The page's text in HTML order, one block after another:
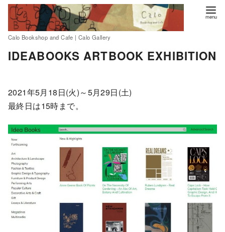
Calo Bookshop and Cafe | Calo Gallery
IDEABOOKS ARTBOOK EXHIBITION
2021年5月18日(火)～5月29日(土)
最終日は15時まで。